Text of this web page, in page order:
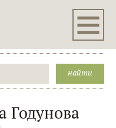
Годунова